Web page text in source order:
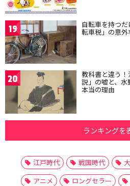
19 自転車を持つ
転車税」の意
20 教科書と違う
説」の嘘と、
本当の理由
ランキングを
江戸時代 戦国時代
アニメ
ロングセラー